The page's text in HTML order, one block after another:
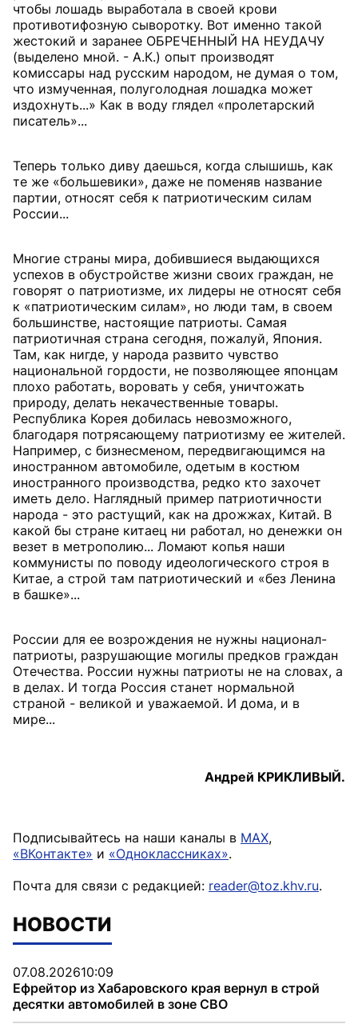
чтобы лошадь выработала в своей крови
противотифозную сыворотку. Вот именно такой
жестокий и заранее ОБРЕЧЕННЫЙ НА НЕУДАЧУ
(выделено мной. - А.К.) опыт производят
комиссары над русским народом, не думая о том,
что измученная, полуголодная лошадка может
издохнуть...» Как в воду глядел «пролетарский
писатель»...
Теперь только диву даешься, когда слышишь, как
те же «большевики», даже не поменяв название
партии, относят себя к патриотическим силам
России...
Многие страны мира, добившиеся выдающихся
успехов в обустройстве жизни своих граждан, не
говорят о патриотизме, их лидеры не относят себя
к «патриотическим силам», но люди там, в своем
большинстве, настоящие патриоты. Самая
патриотичная страна сегодня, пожалуй, Япония.
Там, как нигде, у народа развито чувство
национальной гордости, не позволяющее японцам
плохо работать, воровать у себя, уничтожать
природу, делать некачественные товары.
Республика Корея добилась невозможного,
благодаря потрясающему патриотизму ее жителей.
Например, с бизнесменом, передвигающимся на
иностранном автомобиле, одетым в костюм
иностранного производства, редко кто захочет
иметь дело. Наглядный пример патриотичности
народа - это растущий, как на дрожжах, Китай. В
какой бы стране китаец ни работал, но денежки он
везет в метрополию... Ломают копья наши
коммунисты по поводу идеологического строя в
Китае, а строй там патриотический и «без Ленина
в башке»...
России для ее возрождения не нужны национал-
патриоты, разрушающие могилы предков граждан
Отечества. России нужны патриоты не на словах, а
в делах. И тогда Россия станет нормальной
страной - великой и уважаемой. И дома, и в
мире...
Андрей КРИКЛИВЫЙ.
Подписывайтесь на наши каналы в MAX,
«ВКонтакте» и «Одноклассниках».
Почта для связи с редакцией: reader@toz.khv.ru.
НОВОСТИ
07.08.202610:09
Ефрейтор из Хабаровского края вернул в строй
десятки автомобилей в зоне СВО